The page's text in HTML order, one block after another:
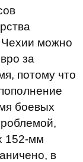
Чехии можно
за
потому что
боевых
152-мм
в